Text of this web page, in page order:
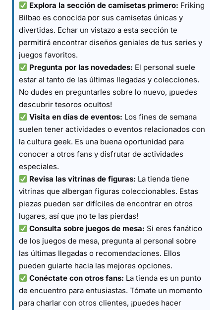
Explora la sección de camisetas primero: Friking
Bilbao es conocida por sus camisetas únicas y
divertidas. Echar un vistazo a esta sección te
permitirá encontrar diseños geniales de tus series y
juegos favoritos.
Pregunta por las novedades: El personal suele
estar al tanto de las últimas llegadas y colecciones.
No dudes en preguntarles sobre lo nuevo, ¡puedes
descubrir tesoros ocultos!
Visita en días de eventos: Los fines de semana
suelen tener actividades o eventos relacionados con
la cultura geek. Es una buena oportunidad para
conocer a otros fans y disfrutar de actividades
especiales.
Revisa las vitrinas de figuras: La tienda tiene
vitrinas que albergan figuras coleccionables. Estas
piezas pueden ser difíciles de encontrar en otros
lugares, así que ¡no te las pierdas!
Consulta sobre juegos de mesa: Si eres fanático
de los juegos de mesa, pregunta al personal sobre
las últimas llegadas o recomendaciones. Ellos
pueden guiarte hacia las mejores opciones.
Conéctate con otros fans: La tienda es un punto
de encuentro para entusiastas. Tómate un momento
para charlar con otros clientes, ¡puedes hacer